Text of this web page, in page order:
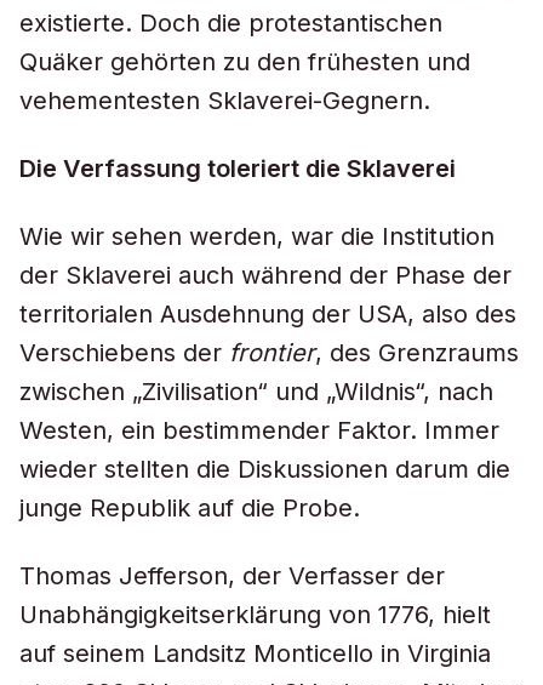
existierte. Doch die protestantischen
Quäker gehörten zu den frühesten und
vehementesten Sklaverei-Gegnern.
Die Verfassung toleriert die Sklaverei
Wie wir sehen werden, war die Institution
der Sklaverei auch während der Phase der
territorialen Ausdehnung der USA, also des
Verschiebens der frontier, des Grenzraums
zwischen „Zivilisation“ und „Wildnis“, nach
Westen, ein bestimmender Faktor. Immer
wieder stellten die Diskussionen darum die
junge Republik auf die Probe.
Thomas Jefferson, der Verfasser der
Unabhängigkeitserklärung von 1776, hielt
auf seinem Landsitz Monticello in Virginia